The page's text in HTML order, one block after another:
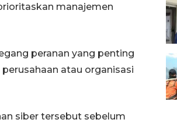
manajemen
peranan yang penting
atau organisasi
siber tersebut sebelum